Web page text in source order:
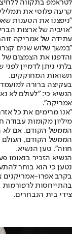
לטראמפ בתקווה
קרעה פלוסי את
"ניפצנו את הטענות
"אויביה של ארצות
עתידה של אמריקה
"במשך שלוש שנים
והדפנו את הצמצום של
בלתי ניתן לדמיין
תשואות המחוקקים.
בעקיצה ברורה
הנשיא כי: "לעולם לא
אמריקה".
"אנו מרימים את כל
מיליון מקומות
הממשל הקודם. אם לא
הממשל הקודם, העולם
חווה", טען הנשיא.
הנשיא הזכיר בנאומו
נטען כי הוא בוחר
בקרב אפרו-אמריקנים
בהתייחסות לרפורמות
צידי בית הנבחרים.